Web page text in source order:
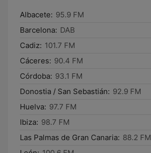
Albacete: 95.9 FM
Barcelona: DAB
Cadiz: 101.7 FM
Cáceres: 90.4 FM
Córdoba: 93.1 FM
Donostia / San Sebastián: 92.9 FM
Huelva: 97.7 FM
Ibiza: 98.7 FM
Las Palmas de Gran Canaria: 88.2 FM